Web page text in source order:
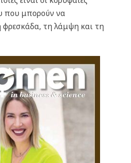
που μπορούν να
τη λάμψη και τη